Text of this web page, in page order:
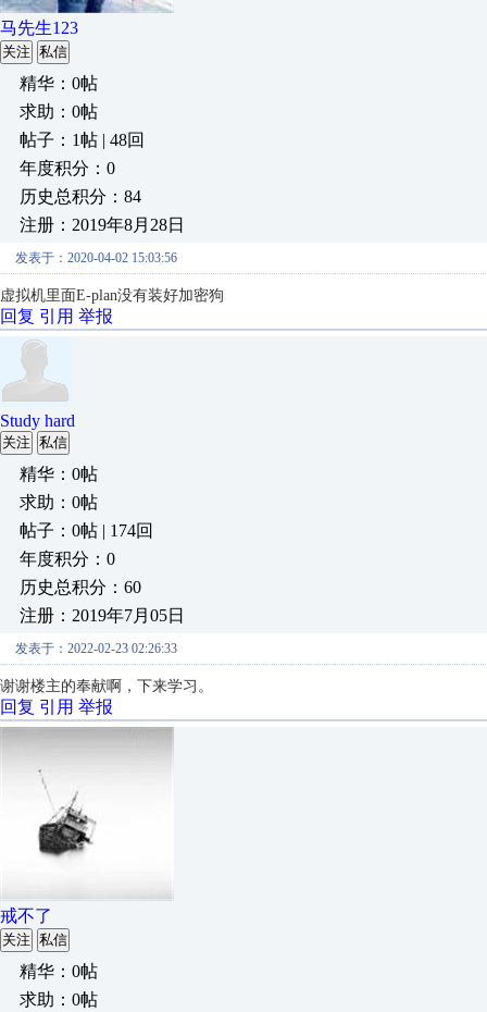
马先生123
关注 私信
精华：0帖
求助：0帖
帖子：1帖 | 48回
年度积分：0
历史总积分：84
注册：2019年8月28日
发表于：2020-04-02 15:03:56
虚拟机里面E-plan没有装好加密狗
回复 引用 举报
Study hard
关注 私信
精华：0帖
求助：0帖
帖子：0帖 | 174回
年度积分：0
历史总积分：60
注册：2019年7月05日
发表于：2022-02-23 02:26:33
谢谢楼主的奉献啊，下来学习。
回复 引用 举报
戒不了
关注 私信
精华：0帖
求助：0帖